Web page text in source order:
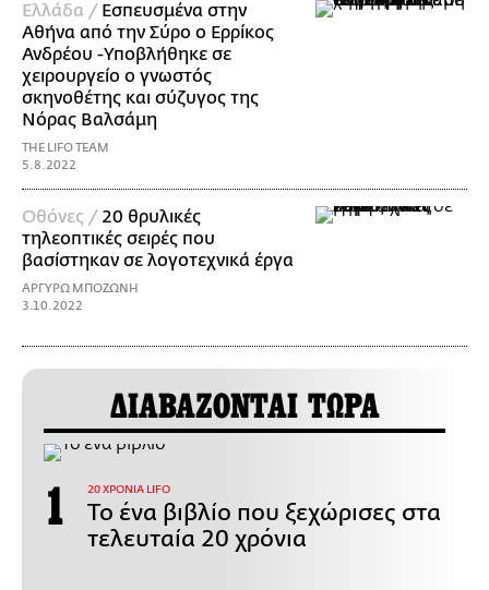
Ελλάδα / Εσπευσμένα στην
Αθήνα από την Σύρο ο Ερρίκος
Ανδρέου -Υποβλήθηκε σε
χειρουργείο o γνωστός
σκηνοθέτης και σύζυγος της
Νόρας Βαλσάμη
THE LIFO TEAM
5.8.2022
Οθόνες / 20 θρυλικές
τηλεοπτικές σειρές που
βασίστηκαν σε λογοτεχνικά έργα
ΑΡΓΥΡΩ ΜΠΟΖΩΝΗ
3.10.2022
ΔΙΑΒΑΖΟΝΤΑΙ ΤΩΡΑ
20 ΧΡΟΝΙΑ LIFO
Το ένα βιβλίο που ξεχώρισες στα
τελευταία 20 χρόνια